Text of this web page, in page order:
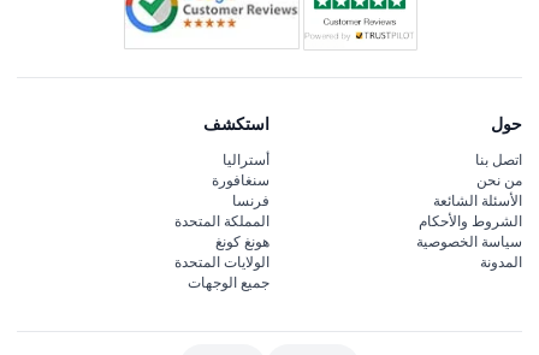
حول
اتصل بنا
من نحن
الأسئلة الشائعة
الشروط والأحكام
سياسة الخصوصية
المدونة
استكشف
أستراليا
سنغافورة
فرنسا
المملكة المتحدة
هونغ كونغ
الولايات المتحدة
جميع الوجهات